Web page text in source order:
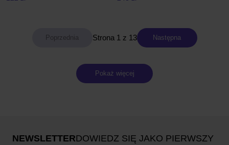
Strona 1 z 13 Następna
Pokaż więcej
NEWSLETTERDOWIEDZ SIĘ JAKO PIERWSZY